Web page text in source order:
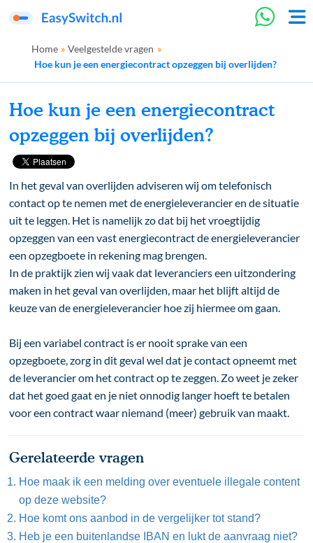
Home » Veelgestelde vragen »
Hoe kun je een energiecontract opzeggen bij overlijden?
Hoe kun je een energiecontract
opzeggen bij overlijden?
In het geval van overlijden adviseren wij om telefonisch
contact op te nemen met de energieleverancier en de situatie
uit te leggen. Het is namelijk zo dat bij het vroegtijdig
opzeggen van een vast energiecontract de energieleverancier
een opzegboete in rekening mag brengen.
In de praktijk zien wij vaak dat leveranciers een uitzondering
maken in het geval van overlijden, maar het blijft altijd de
keuze van de energieleverancier hoe zij hiermee om gaan.
Bij een variabel contract is er nooit sprake van een
opzegboete, zorg in dit geval wel dat je contact opneemt met
de leverancier om het contract op te zeggen. Zo weet je zeker
dat het goed gaat en je niet onnodig langer hoeft te betalen
voor een contract waar niemand (meer) gebruik van maakt.
Gerelateerde vragen
Hoe maak ik een melding over eventuele illegale content
op deze website?
Hoe komt ons aanbod in de vergelijker tot stand?
Heb je een buitenlandse IBAN en lukt de aanvraag niet?